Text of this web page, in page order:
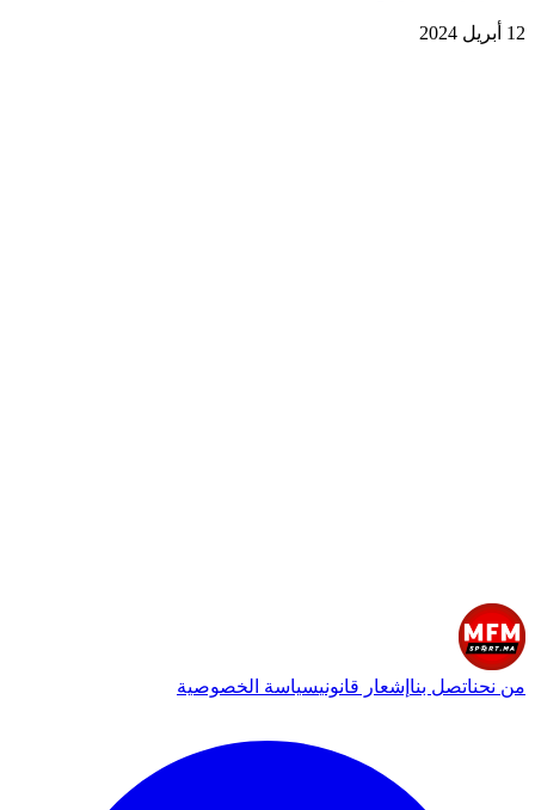
12 أبريل 2024
من نحناتصل بنا إشعار قانونيسياسة الخصوصية